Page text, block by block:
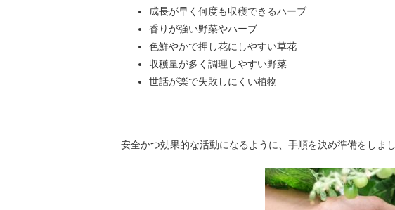
成長が早く何度も収穫できるハーブ
香りが強い野菜やハーブ
色鮮やかで押し花にしやすい草花
収穫量が多く調理しやすい野菜
世話が楽で失敗しにくい植物
安全かつ効果的な活動になるように、手順を決め準備をしまし